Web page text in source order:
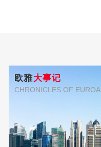
欧雅大事记
CHRONICLES OF